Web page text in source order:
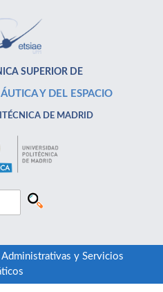
SUPERIOR DE
Y DEL ESPACIO
DE MADRID
Administrativas y Servicios